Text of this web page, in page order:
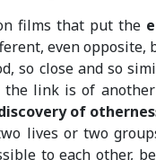
films that put the
even opposite,
so close and so
link is of
of
lives or two
to each other,